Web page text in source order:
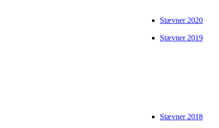
Stævner 2020
Stævner 2019
Stævner 2018